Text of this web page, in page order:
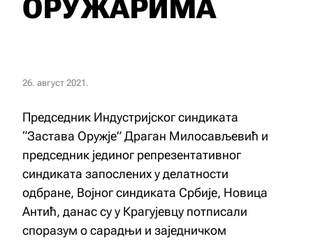
ОРУЖАРИМА
26. август 2021.
Председник Индустријског синдиката
“Застава Оружје” Драган Милосављевић и
председник јединог репрезентативног
синдиката запослених у делатности
одбране, Војног синдиката Србије, Новица
Антић, данас су у Крагујевцу потписали
споразум о сарадњи и заједничком